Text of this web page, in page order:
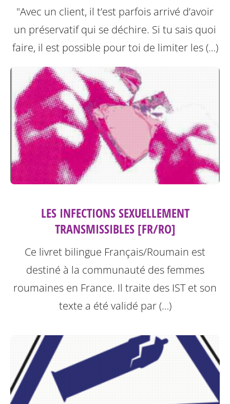
"Avec un client, il t’est parfois arrivé d’avoir
un préservatif qui se déchire. Si tu sais quoi
faire, il est possible pour toi de limiter les (…)
LES INFECTIONS SEXUELLEMENT
TRANSMISSIBLES [FR/RO]
Ce livret bilingue Français/Roumain est
destiné à la communauté des femmes
roumaines en France. Il traite des IST et son
texte a été validé par (…)